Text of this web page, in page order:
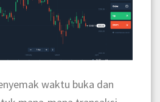
waktu buka dan